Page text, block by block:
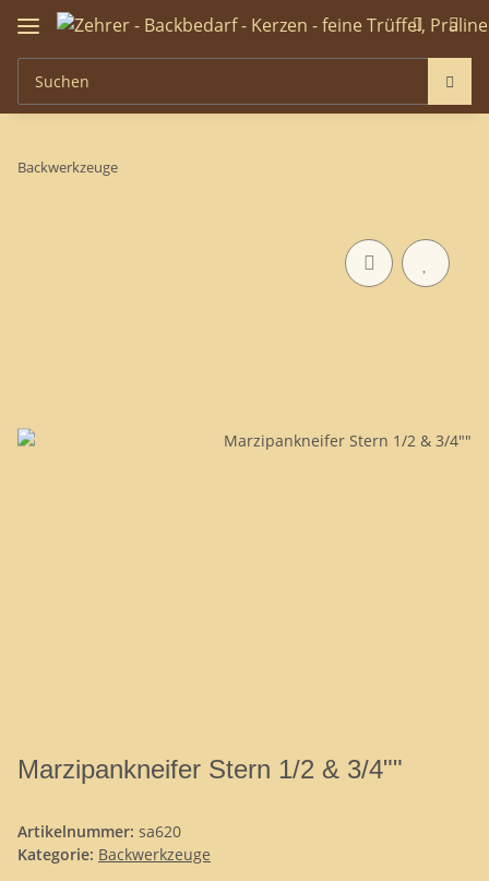
Backwerkzeuge
Marzipankneifer Stern 1/2 & 3/4""
Artikelnummer: sa620
Kategorie: Backwerkzeuge